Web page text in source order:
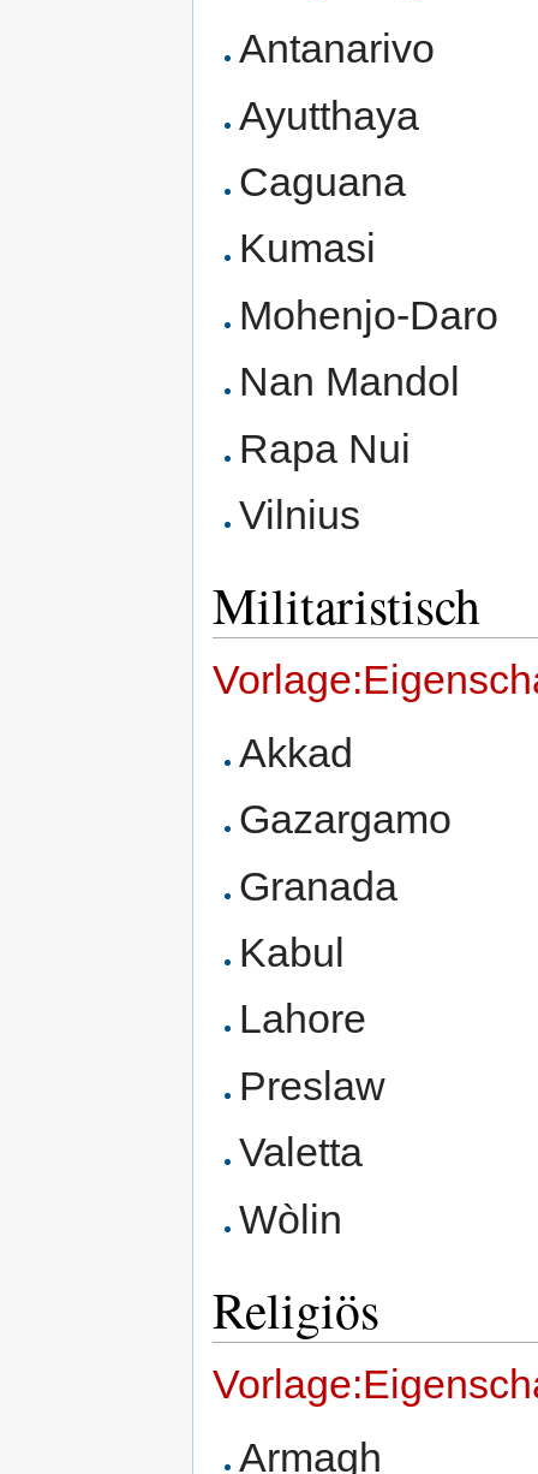
Antanarivo
Ayutthaya
Caguana
Kumasi
Mohenjo-Daro
Nan Mandol
Rapa Nui
Vilnius
Militaristisch
Akkad
Gazargamo
Granada
Kabul
Lahore
Preslaw
Valetta
Wòlin
Religiös
Armagh